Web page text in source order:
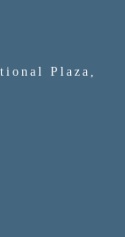
Plaza,